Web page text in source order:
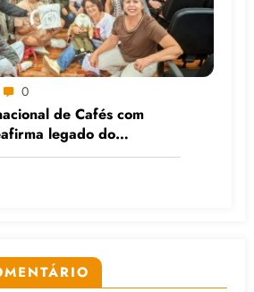
0
de Cafés com
legado do